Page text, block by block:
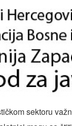
sektoru